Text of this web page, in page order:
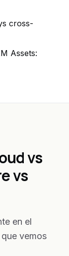
cross-
Assets:
vs
vs
en el
vemos